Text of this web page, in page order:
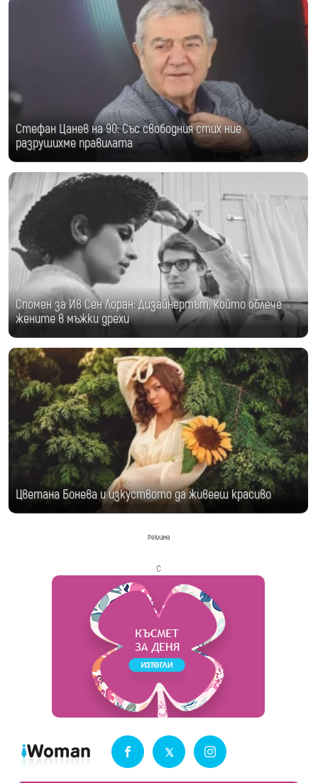
Стефан Цанев на 90: Със свободния стих ние
разрушихме правилата
Спомен за Ив Сен Лоран: Дизайнертът, който облече
жените в мъжки дрехи
Цветана Бонева и изкуството да живееш красиво
Реклама
с